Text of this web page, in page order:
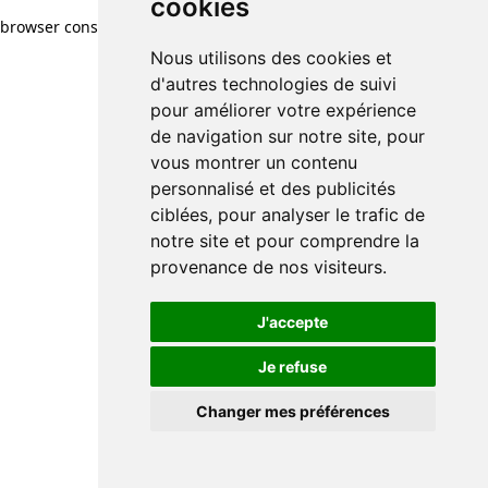
cookies
Nous utilisons des cookies et
d'autres technologies de suivi
pour améliorer votre expérience
de navigation sur notre site, pour
vous montrer un contenu
personnalisé et des publicités
ciblées, pour analyser le trafic de
notre site et pour comprendre la
provenance de nos visiteurs.
J'accepte
Je refuse
Changer mes préférences
cookies
Nous utilisons des cookies et
d'autres technologies de suivi
pour améliorer votre expérience
de navigation sur notre site, pour
vous montrer un contenu
personnalisé et des publicités
ciblées, pour analyser le trafic de
notre site et pour comprendre la
provenance de nos visiteurs.
J'accepte
Je refuse
Changer mes préférences
browser console for more information)